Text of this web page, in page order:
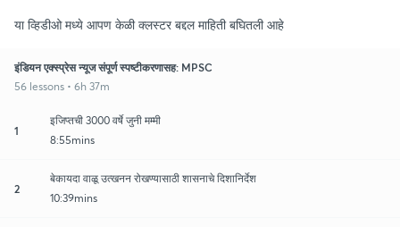
या व्हिडीओ मध्ये आपण केळी क्लस्टर बद्दल माहिती बघितली आहे
इंडियन एक्स्प्रेस न्यूज संपूर्ण स्पष्टीकरणासह: MPSC
56 lessons • 6h 37m
1
इजिप्तची 3000 वर्षे जुनी मम्मी
8:55mins
2
बेकायदा वाळू उत्खनन रोखण्यासाठी शासनाचे दिशानिर्देश
10:39mins